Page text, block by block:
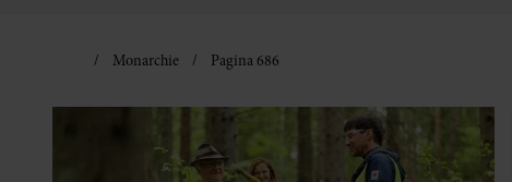
Monarchie Pagina 686